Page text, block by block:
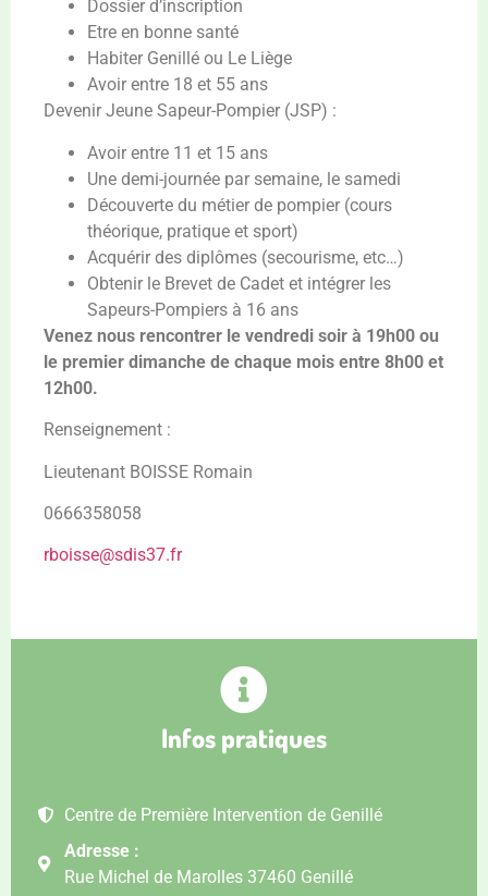
Dossier d’inscription
Etre en bonne santé
Habiter Genillé ou Le Liège
Avoir entre 18 et 55 ans
Devenir Jeune Sapeur-Pompier (JSP) :
Avoir entre 11 et 15 ans
Une demi-journée par semaine, le samedi
Découverte du métier de pompier (cours
théorique, pratique et sport)
Acquérir des diplômes (secourisme, etc…)
Obtenir le Brevet de Cadet et intégrer les
Sapeurs-Pompiers à 16 ans
Venez nous rencontrer le vendredi soir à 19h00 ou
le premier dimanche de chaque mois entre 8h00 et
12h00.
Renseignement :
Lieutenant BOISSE Romain
0666358058
rboisse@sdis37.fr
Infos pratiques
Centre de Première Intervention de Genillé
Adresse :
Rue Michel de Marolles 37460 Genillé